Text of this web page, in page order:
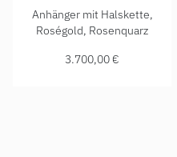
Pomellato Nudo Classic
Anhänger mit Halskette,
Roségold, Rosenquarz
3.700,00 €